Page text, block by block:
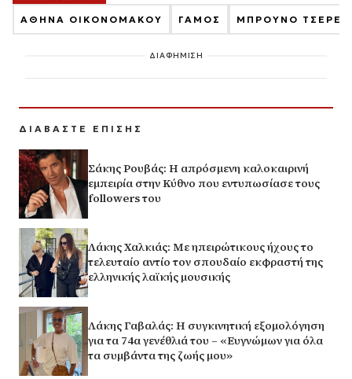
ΑΘΗΝΑ ΟΙΚΟΝΟΜΑΚΟΥ ΓΑΜΟΣ ΜΠΡΟΥΝΟ
ΔΙΑΦΗΜΙΣΗ
ΔΙΑΒΑΣΤΕ ΕΠΙΣΗΣ
Σάκης Ρουβάς: Η απρόσμενη καλοκαιρινή
εμπειρία στην Κύθνο που εντυπωσίασε τους
followers του
Λάκης Χαλκιάς: Με ηπειρώτικους ήχους το
τελευταίο αντίο τον σπουδαίο εκφραστή της
ελληνικής λαϊκής μουσικής
Λάκης Γαβαλάς: Η συγκινητική εξομολόγηση
για τα 74α γενέθλιά του – «Ευγνώμων για όλα
τα συμβάντα της ζωής μου»